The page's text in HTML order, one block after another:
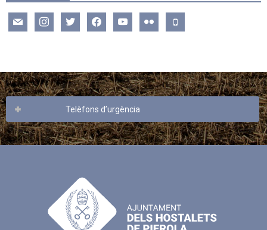
mail instagramtwitter facebookyoutube flickr mobile
Telèfons d’urgència